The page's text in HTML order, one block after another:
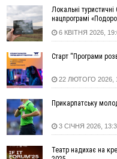
14:59
У Болгарії
наркотики для
14:47
Стефанішина
14:02
«Пілот з Лондона»
майже 64 тисячі
13:13
У четвер на
13:00
На Снятинщині
у полі невідому
12:29
У МОЗ змінили підхід
роботи стаціонарів
Локальні
нацпрограмі
6 КВІТНЯ 2026,
Старт “Програми
22 ЛЮТОГО 2026,
Прикарпатську
3 СІЧНЯ 2026,
Театр надихає на